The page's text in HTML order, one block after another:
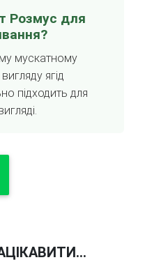
Розмус для
мускатному
ягід
підходить для